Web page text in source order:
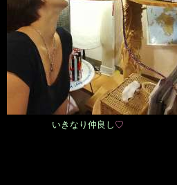
いきなり仲良し ♡